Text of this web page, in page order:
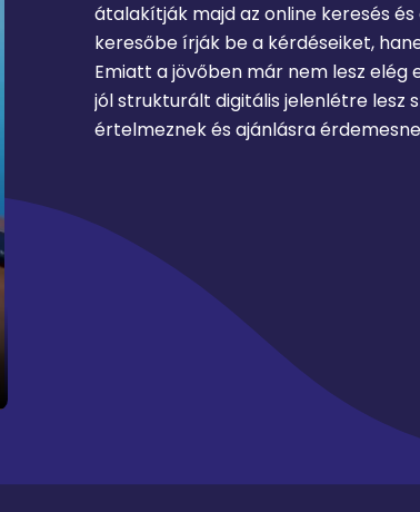
átalakítják majd az online keresés
keresőbe írják be a kérdéseiket,
Emiatt a jövőben már nem lesz elég
jól strukturált digitális jelenlétre lesz
értelmeznek és ajánlásra